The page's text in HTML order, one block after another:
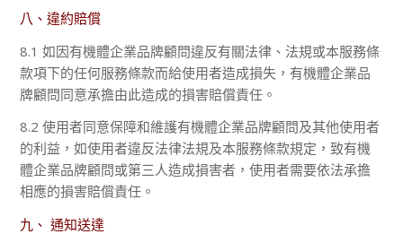
八、違約賠償
8.1 如因有機體企業品牌顧問違反有關法律、法規或本服務條
款項下的任何服務條款而給使用者造成損失，有機體企業品
牌顧問同意承擔由此造成的損害賠償責任。
8.2 使用者同意保障和維護有機體企業品牌顧問及其他使用者
的利益，如使用者違反法律法規及本服務條款規定，致有機
體企業品牌顧問或第三人造成損害者，使用者需要依法承擔
相應的損害賠償責任。
九、 通知送達